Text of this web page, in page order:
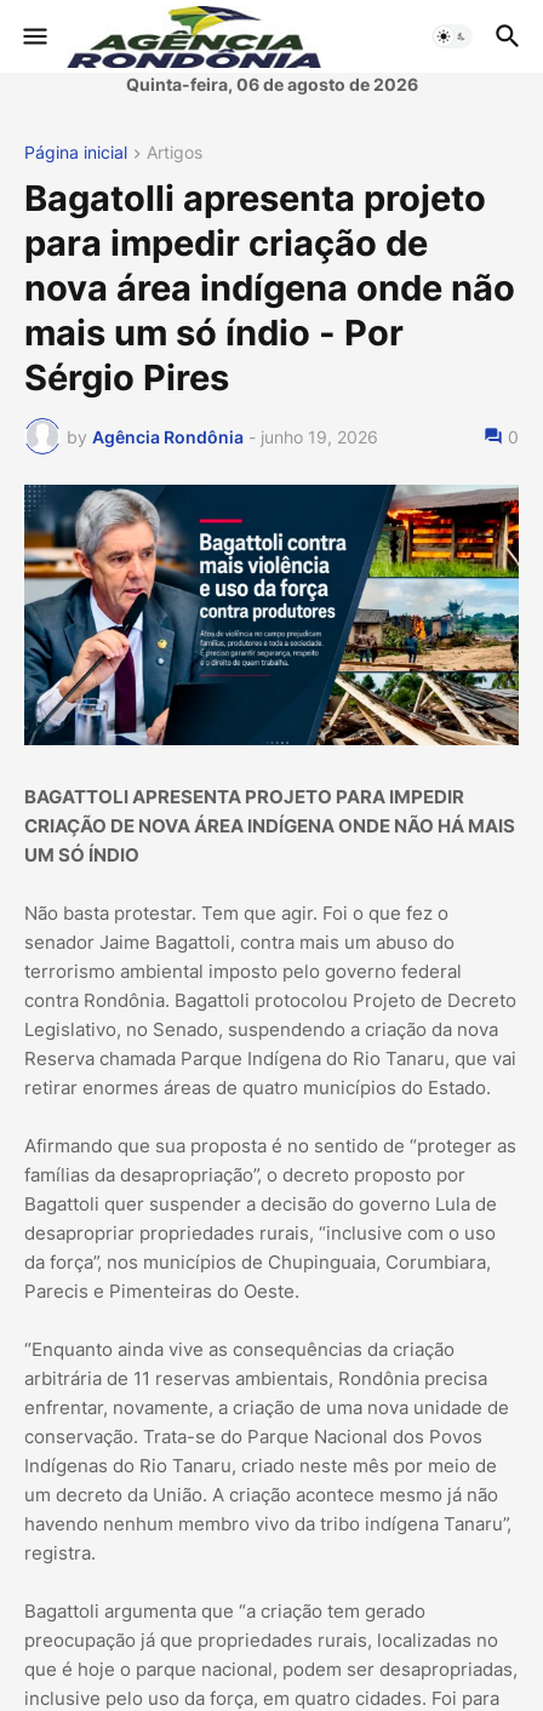
Quinta-feira, 06 de agosto de 2026
Página inicial Artigos
Bagatolli apresenta projeto
para impedir criação de
nova área indígena onde não
mais um só índio - Por
Sérgio Pires
by Agência Rondônia - junho 19, 2026 0
BAGATTOLI APRESENTA PROJETO PARA IMPEDIR
CRIAÇÃO DE NOVA ÁREA INDÍGENA ONDE NÃO HÁ MAIS
UM SÓ ÍNDIO
Não basta protestar. Tem que agir. Foi o que fez o
senador Jaime Bagattoli, contra mais um abuso do
terrorismo ambiental imposto pelo governo federal
contra Rondônia. Bagattoli protocolou Projeto de Decreto
Legislativo, no Senado, suspendendo a criação da nova
Reserva chamada Parque Indígena do Rio Tanaru, que vai
retirar enormes áreas de quatro municípios do Estado.
Afirmando que sua proposta é no sentido de “proteger as
famílias da desapropriação”, o decreto proposto por
Bagattoli quer suspender a decisão do governo Lula de
desapropriar propriedades rurais, “inclusive com o uso
da força”, nos municípios de Chupinguaia, Corumbiara,
Parecis e Pimenteiras do Oeste.
“Enquanto ainda vive as consequências da criação
arbitrária de 11 reservas ambientais, Rondônia precisa
enfrentar, novamente, a criação de uma nova unidade de
conservação. Trata-se do Parque Nacional dos Povos
Indígenas do Rio Tanaru, criado neste mês por meio de
um decreto da União. A criação acontece mesmo já não
havendo nenhum membro vivo da tribo indígena Tanaru”,
registra.
Bagattoli argumenta que “a criação tem gerado
preocupação já que propriedades rurais, localizadas no
que é hoje o parque nacional, podem ser desapropriadas,
inclusive pelo uso da força, em quatro cidades. Foi para